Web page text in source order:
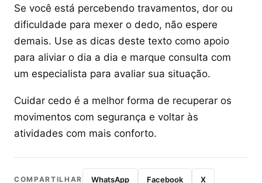
Se você está percebendo travamentos, dor ou
dificuldade para mexer o dedo, não espere
demais. Use as dicas deste texto como apoio
para aliviar o dia a dia e marque consulta com
um especialista para avaliar sua situação.
Cuidar cedo é a melhor forma de recuperar os
movimentos com segurança e voltar às
atividades com mais conforto.
COMPARTILHAR WhatsApp Facebook X